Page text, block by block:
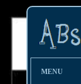
MENU